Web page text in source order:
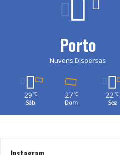
Porto
Nuvens Dispersas
29 ℃
Sáb
27 ℃
Dom
22℃
Seg